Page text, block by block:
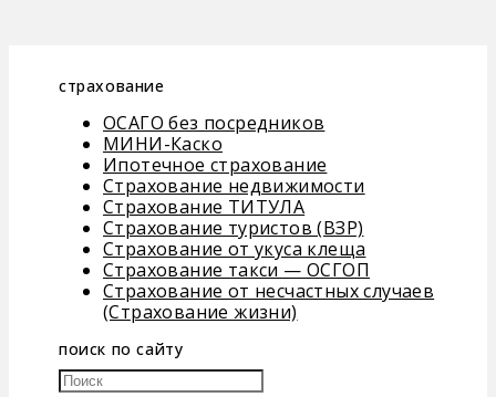
страхование
ОСАГО без посредников
МИНИ-Каско
Ипотечное страхование
Страхование недвижимости
Страхование ТИТУЛА
Страхование туристов (ВЗР)
Страхование от укуса клеща
Страхование такси — ОСГОП
Страхование от несчастных случаев
(Страхование жизни)
поиск по сайту